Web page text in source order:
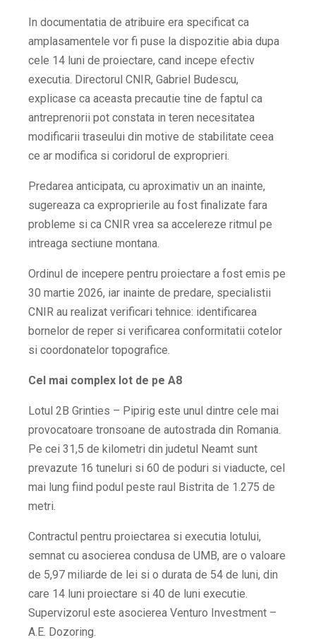
In documentatia de atribuire era specificat ca
amplasamentele vor fi puse la dispozitie abia dupa
cele 14 luni de proiectare, cand incepe efectiv
executia. Directorul CNIR, Gabriel Budescu,
explicase ca aceasta precautie tine de faptul ca
antreprenorii pot constata in teren necesitatea
modificarii traseului din motive de stabilitate ceea
ce ar modifica si coridorul de exproprieri.
Predarea anticipata, cu aproximativ un an inainte,
sugereaza ca exproprierile au fost finalizate fara
probleme si ca CNIR vrea sa accelereze ritmul pe
intreaga sectiune montana.
Ordinul de incepere pentru proiectare a fost emis pe
30 martie 2026, iar inainte de predare, specialistii
CNIR au realizat verificari tehnice: identificarea
bornelor de reper si verificarea conformitatii cotelor
si coordonatelor topografice.
Cel mai complex lot de pe A8
Lotul 2B Grinties – Pipirig este unul dintre cele mai
provocatoare tronsoane de autostrada din Romania.
Pe cei 31,5 de kilometri din judetul Neamt sunt
prevazute 16 tuneluri si 60 de poduri si viaducte, cel
mai lung fiind podul peste raul Bistrita de 1.275 de
metri.
Contractul pentru proiectarea si executia lotului,
semnat cu asocierea condusa de UMB, are o valoare
de 5,97 miliarde de lei si o durata de 54 de luni, din
care 14 luni proiectare si 40 de luni executie.
Supervizorul este asocierea Venturo Investment –
A.E. Dozoring.